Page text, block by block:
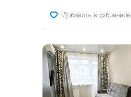
Добавить в избранное